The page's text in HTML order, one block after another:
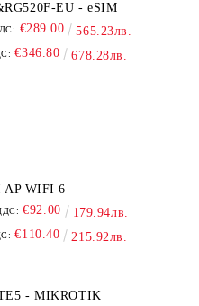
EU - eSIM
€289.00 565.23лв.
€346.80 678.28лв.
AP WIFI 6
€92.00 179.94лв.
€110.40 215.92лв.
- MIKROTIK